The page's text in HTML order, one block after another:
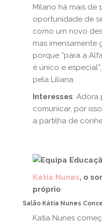
Milano há mais de
oportunidade de
como um novo
mas imensamente
porque “para a
é único e
pela Liliana.
Interesses: Adora
comunicar, por
a partilha de
Kátia Nunes, o
próprio
Salão Kátia Nunes
Katia Nunes